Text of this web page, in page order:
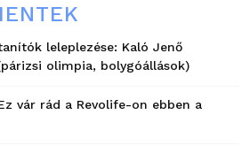
leleplezése: Kaló Jenő
olimpia, bolygóállások)
vár rád a Revolife-on ebben a